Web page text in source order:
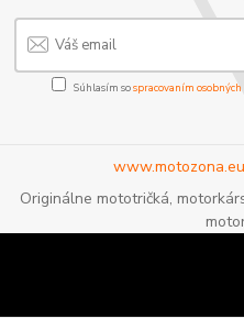
Súhlasím sospracovaním
www.motozona.eu
Originálne mototričká,